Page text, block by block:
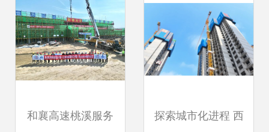
析与价值决策
和襄高速桃溪服务 探索城市化进程 西